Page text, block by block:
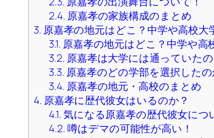
Contents
原嘉孝の経歴や身長体重などのプロ
1.1.原嘉孝のジャニーズ入所日はいつ
1.2.原嘉孝はファンレターに書いて
1.3.原嘉孝のプロフィール・入所日
原嘉孝の家族構成や兄弟について